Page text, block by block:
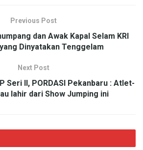
Previous Post
dan Awak Kapal Selam KRI
Dinyatakan Tenggelam
Next Post
Seri II, PORDASI Pekanbaru : Atlet-
lahir dari Show Jumping ini